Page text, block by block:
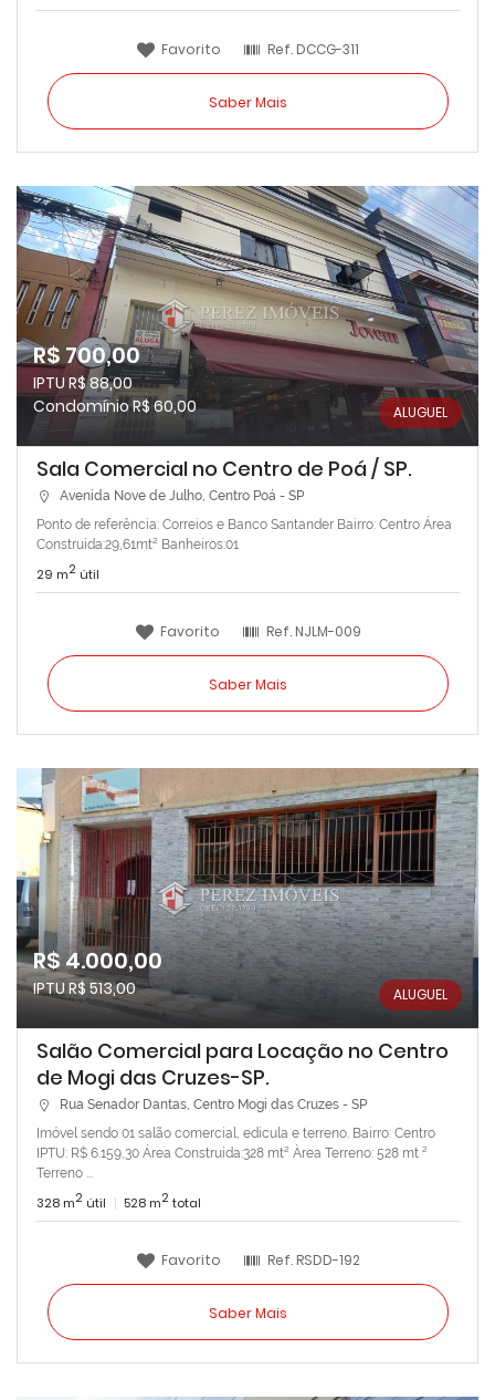
Favorito Ref. DCCG-311
Saber Mais
R$ 700,00
IPTU R$ 88,00
Condomínio R$ 60,00
ALUGUEL
Sala Comercial no Centro de Poá / SP.
Avenida Nove de Julho, Centro Poá - SP
Ponto de referência: Correios e Banco Santander Bairro: Centro Área
Construída:29,61mt² Banheiros:01
29 m2 útil
Favorito Ref. NJLM-009
Saber Mais
R$ 4.000,00
IPTU R$ 513,00 ALUGUEL
Salão Comercial para Locação no Centro
de Mogi das Cruzes-SP.
Rua Senador Dantas, Centro Mogi das Cruzes - SP
Imóvel sendo 01 salão comercial, edicula e terreno. Bairro: Centro
IPTU: R$ 6.159,30 Área Construída:328 mt² Àrea Terreno: 528 mt ²
Terreno ...
328 m2 útil 528 m2 total
Favorito Ref. RSDD-192
Saber Mais